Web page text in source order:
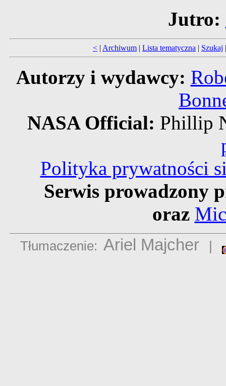
Jutro:
< | Archiwum | Lista tematyczna | Szukaj
Autorzy i wydawcy:
NASA Official: Phillip
Polityka prywatności
Serwis prowadzony
oraz
Tłumaczenie: Ariel Majcher |